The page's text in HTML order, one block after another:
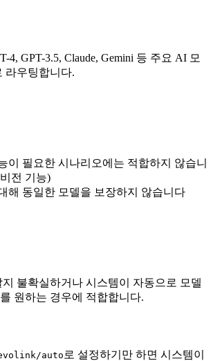
4, GPT-3.5, Claude, Gemini 등 주요 AI 모
라우팅합니다.
이 필요한 시나리오에는 적합하지 않습니
전 기능)
해 동일한 모델을 보장하지 않습니다
불확실하거나 시스템이 자동으로 모델
원하는 경우에 적합합니다.
auto 로 설정하기만 하면 시스템이